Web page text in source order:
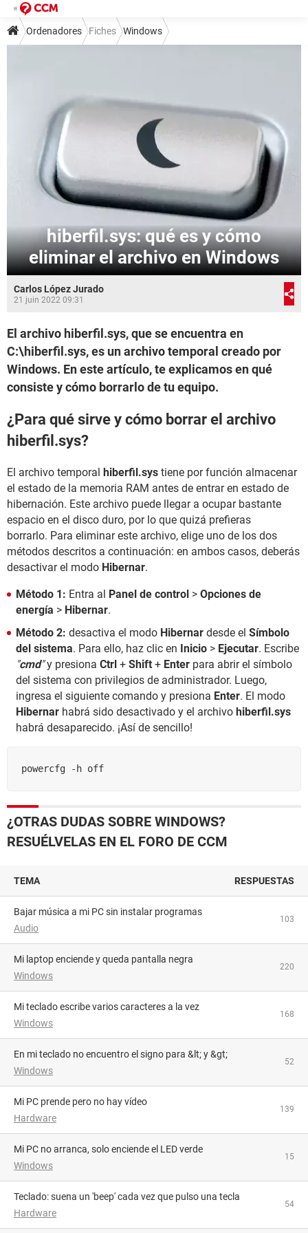
Ordenadores Fiches Windows
hiberfil.sys: qué es y cómo
eliminar el archivo en Windows
Carlos López Jurado
21 juin 2022 09:31
El archivo hiberfil.sys, que se encuentra en
C:\hiberfil.sys, es un archivo temporal creado por
Windows. En este artículo, te explicamos en qué
consiste y cómo borrarlo de tu equipo.
¿Para qué sirve y cómo borrar el archivo
hiberfil.sys?
El archivo temporal hiberfil.sys tiene por función almacenar
el estado de la memoria RAM antes de entrar en estado de
hibernación. Este archivo puede llegar a ocupar bastante
espacio en el disco duro, por lo que quizá prefieras
borrarlo. Para eliminar este archivo, elige uno de los dos
métodos descritos a continuación: en ambos casos, deberás
desactivar el modo Hibernar.
Método 1: Entra al Panel de control > Opciones de
energía > Hibernar.
Método 2: desactiva el modo Hibernar desde el Símbolo
del sistema. Para ello, haz clic en Inicio > Ejecutar. Escribe
"cmd"y presiona Ctrl + Shift + Enter para abrir el símbolo
del sistema con privilegios de administrador. Luego,
ingresa el siguiente comando y presiona Enter. El modo
Hibernar habrá sido desactivado y el archivo hiberfil.sys
habrá desaparecido. ¡Así de sencillo!
¿OTRAS DUDAS SOBRE WINDOWS?
RESUÉLVELAS EN EL FORO DE CCM
TEMA RESPUESTAS
Bajar música a mi PC sin instalar programas
Audio
103
Mi laptop enciende y queda pantalla negra
Windows
220
Mi teclado escribe varios caracteres a la vez
Windows
168
En mi teclado no encuentro el signo para &lt; y &gt;
Windows
52
Mi PC prende pero no hay vídeo
Hardware
139
Mi PC no arranca, solo enciende el LED verde
Windows
15
Teclado: suena un 'beep' cada vez que pulso una tecla
Hardware
54